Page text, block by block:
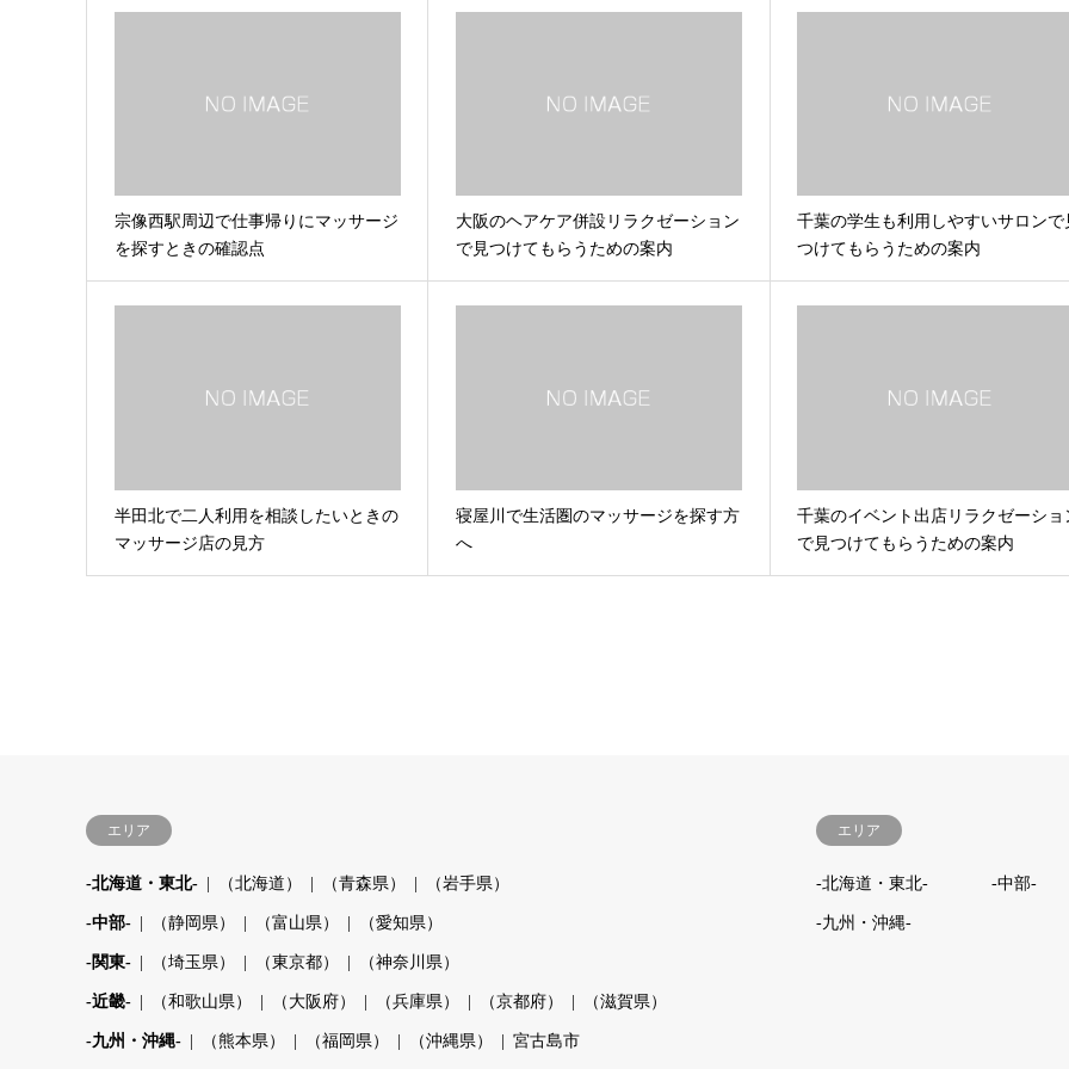
宗像西駅周辺で仕事帰りにマッサージ
を探すときの確認点
大阪のヘアケア併設リラクゼーション
で見つけてもらうための案内
千葉の学生も利用しやすいサロンで
つけてもらうための案内
半田北で二人利用を相談したいときの
マッサージ店の見方
寝屋川で生活圏のマッサージを探す方
へ
千葉のイベント出店リラクゼーショ
で見つけてもらうための案内
エリア
-北海道・東北- （北海道） （青森県） （岩手県）
-中部- （静岡県） （富山県） （愛知県）
-関東- （埼玉県） （東京都） （神奈川県）
-近畿- （和歌山県） （大阪府） （兵庫県） （京都府） （滋賀県）
-九州・沖縄- （熊本県） （福岡県） （沖縄県） 宮古島市
エリア
-北海道・東北- -中部-
-九州・沖縄-